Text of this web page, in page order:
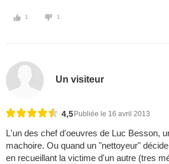
1 1
Un visiteur
4,5 Publiée le 16 avril 2013
L'un des chef d'oeuvres de Luc Besson,
machoire. Ou quand un "nettoyeur"
en recueillant la victime d'un autre (tres